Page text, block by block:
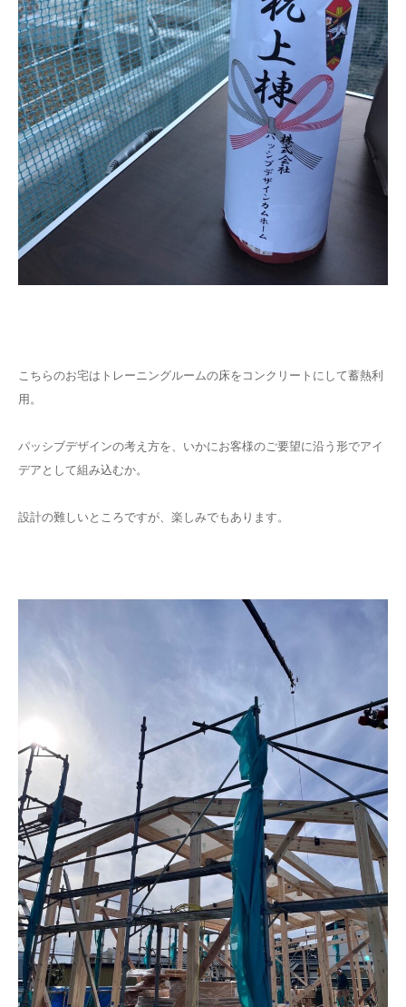
こちらのお宅はトレーニングルームの床をコンクリートにして蓄熱利
用。
パッシブデザインの考え方を、いかにお客様のご要望に沿う形でアイ
デアとして組み込むか。
設計の難しいところですが、楽しみでもあります。